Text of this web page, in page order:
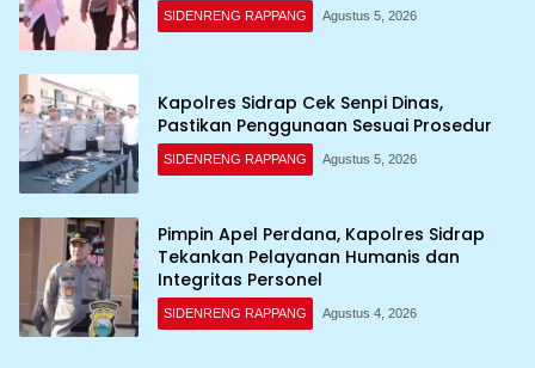
SIDENRENG RAPPANG Agustus 5, 2026
Kapolres Sidrap Cek Senpi Dinas,
Pastikan Penggunaan Sesuai Prosedur
SIDENRENG RAPPANG Agustus 5, 2026
Pimpin Apel Perdana, Kapolres Sidrap
Tekankan Pelayanan Humanis dan
Integritas Personel
SIDENRENG RAPPANG Agustus 4, 2026